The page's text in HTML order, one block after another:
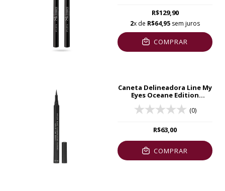
R$129,90
2x de R$64,95 sem juros
COMPRAR
Caneta Delineadora Line My
Eyes Oceane Edition
Marrom 1,2ml
(0)
R$63,00
COMPRAR